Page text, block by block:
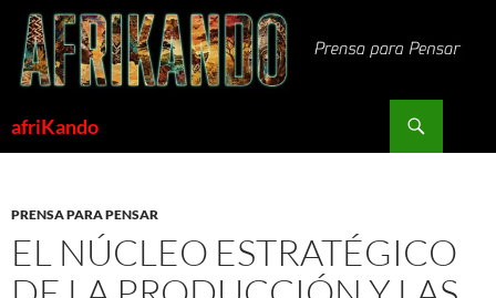
Saltar
contenido
afriKando
PRENSA PARA PENSAR
EL NÚCLEO ESTRATÉGICO